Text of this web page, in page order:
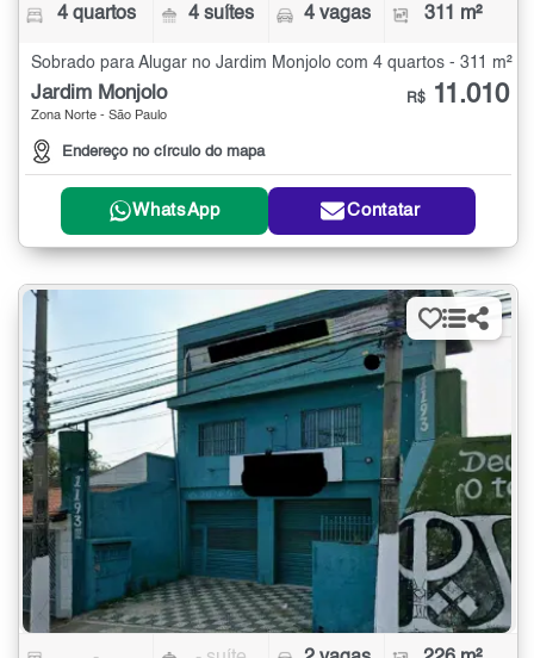
4 quartos 4 suítes 4 vagas 311 m²
Sobrado para Alugar no Jardim Monjolo com 4 quartos - 311 m²
Jardim Monjolo
Zona Norte - São Paulo
Endereço no círculo do mapa
R$ 11.010
WhatsApp Contatar